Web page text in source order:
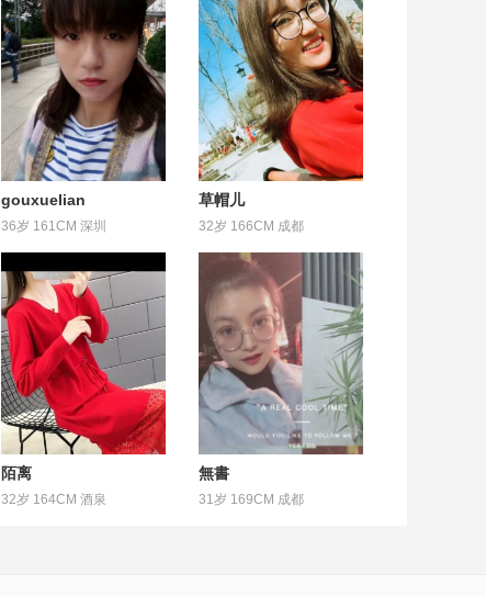
gouxuelian
36岁 161CM 深圳
草帽儿
32岁 166CM 成都
陌离
32岁 164CM 酒泉
無書
31岁 169CM 成都